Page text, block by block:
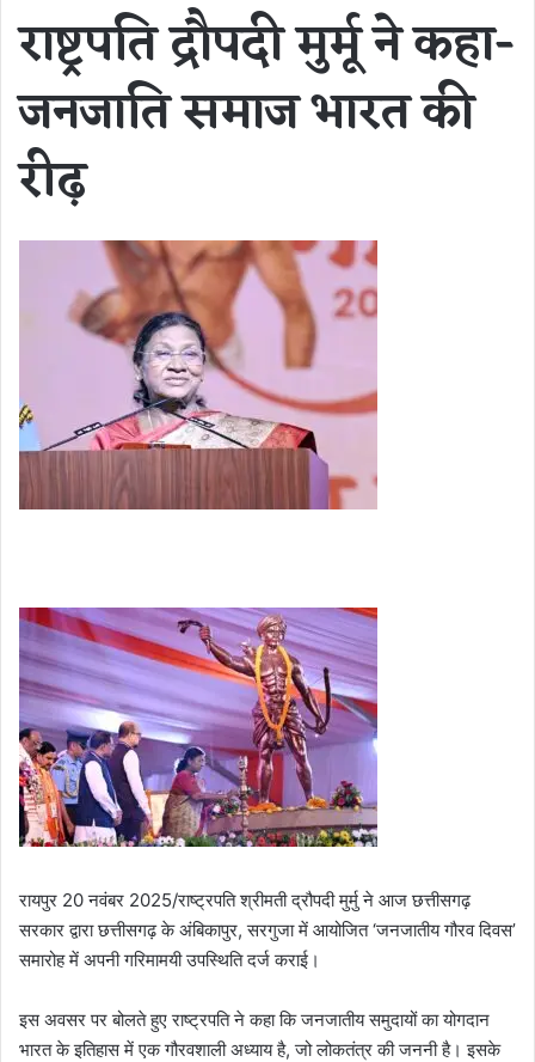
राष्ट्रपति द्रौपदी मुर्मू ने कहा-
जनजाति समाज भारत की
रीढ़
रायपुर 20 नवंबर 2025/राष्ट्रपति श्रीमती द्रौपदी मुर्मु ने आज छत्तीसगढ़
सरकार द्वारा छत्तीसगढ़ के अंबिकापुर, सरगुजा में आयोजित ‘जनजातीय गौरव दिवस’
समारोह में अपनी गरिमामयी उपस्थिति दर्ज कराई।
इस अवसर पर बोलते हुए राष्ट्रपति ने कहा कि जनजातीय समुदायों का योगदान
भारत के इतिहास में एक गौरवशाली अध्याय है, जो लोकतंत्र की जननी है। इसके